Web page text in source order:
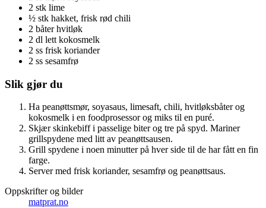
2 stk lime
½ stk hakket, frisk rød chili
2 båter hvitløk
2 dl lett kokosmelk
2 ss frisk koriander
2 ss sesamfrø
Slik gjør du
Ha peanøttsmør, soyasaus, limesaft, chili, hvitløksbåter og
kokosmelk i en foodprosessor og miks til en puré.
Skjær skinkebiff i passelige biter og tre på spyd. Mariner
grillspydene med litt av peanøttsausen.
Grill spydene i noen minutter på hver side til de har fått en fin
farge.
Server med frisk koriander, sesamfrø og peanøttsaus.
Oppskrifter og bilder
matprat.no